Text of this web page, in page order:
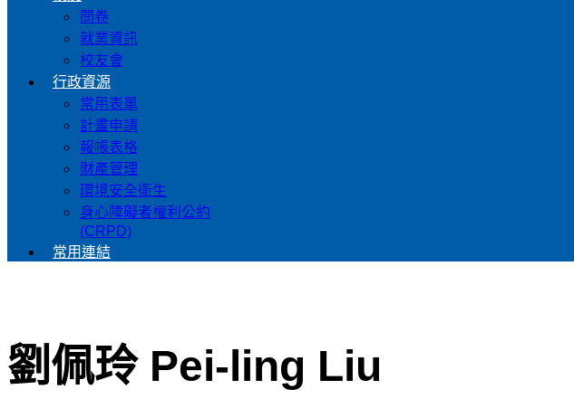
問卷
就業資訊
校友會
行政資源
常用表單
計畫申請
報帳表格
財產管理
環境安全衛生
身心障礙者權利公約
(CRPD)
常用連結
劉佩玲 Pei-ling Liu